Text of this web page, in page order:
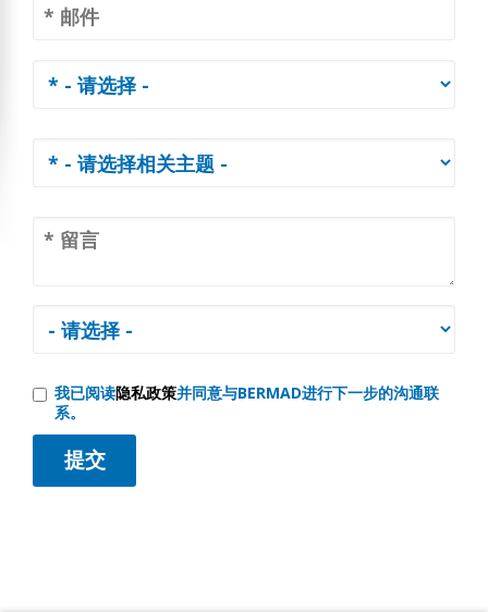
我已阅读隐私政策并同意与BERMAD进行下一步的沟通联
系。